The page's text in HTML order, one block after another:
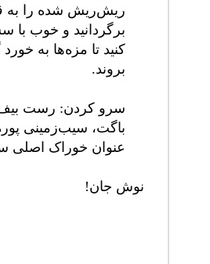
ریش‌ریش شده را به
برگردانید و خوب
کنید تا مزه‌ها به
بروند.
سرو کردن: رست بیف
باگت، سیب‌زمینی
عنوان خوراک اصلی
نوش جان!